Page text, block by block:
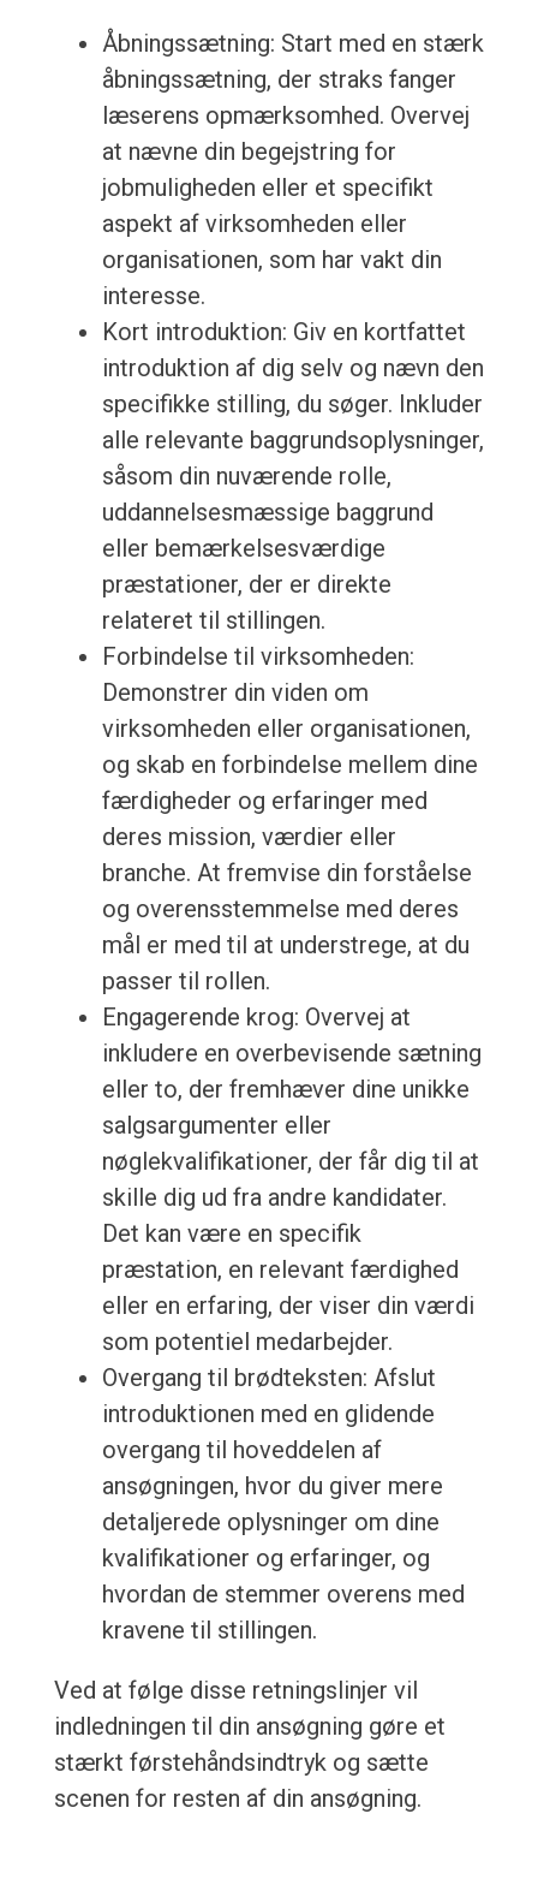
Åbningssætning: Start med en stærk
åbningssætning, der straks fanger
læserens opmærksomhed. Overvej
at nævne din begejstring for
jobmuligheden eller et specifikt
aspekt af virksomheden eller
organisationen, som har vakt din
interesse.
Kort introduktion: Giv en kortfattet
introduktion af dig selv og nævn den
specifikke stilling, du søger. Inkluder
alle relevante baggrundsoplysninger,
såsom din nuværende rolle,
uddannelsesmæssige baggrund
eller bemærkelsesværdige
præstationer, der er direkte
relateret til stillingen.
Forbindelse til virksomheden:
Demonstrer din viden om
virksomheden eller organisationen,
og skab en forbindelse mellem dine
færdigheder og erfaringer med
deres mission, værdier eller
branche. At fremvise din forståelse
og overensstemmelse med deres
mål er med til at understrege, at du
passer til rollen.
Engagerende krog: Overvej at
inkludere en overbevisende sætning
eller to, der fremhæver dine unikke
salgsargumenter eller
nøglekvalifikationer, der får dig til at
skille dig ud fra andre kandidater.
Det kan være en specifik
præstation, en relevant færdighed
eller en erfaring, der viser din værdi
som potentiel medarbejder.
Overgang til brødteksten: Afslut
introduktionen med en glidende
overgang til hoveddelen af
ansøgningen, hvor du giver mere
detaljerede oplysninger om dine
kvalifikationer og erfaringer, og
hvordan de stemmer overens med
kravene til stillingen.
Ved at følge disse retningslinjer vil
indledningen til din ansøgning gøre et
stærkt førstehåndsindtryk og sætte
scenen for resten af din ansøgning.